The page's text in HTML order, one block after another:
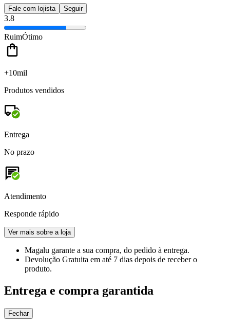
Fale com lojista Seguir
3.8
RuimÓtimo
+10mil
Produtos vendidos
Entrega
No prazo
Atendimento
Responde rápido
Ver mais sobre a loja
Magalu garante a sua compra, do pedido à entrega.
Devolução Gratuita em até 7 dias depois de receber o
produto.
Entrega e compra garantida
Fechar